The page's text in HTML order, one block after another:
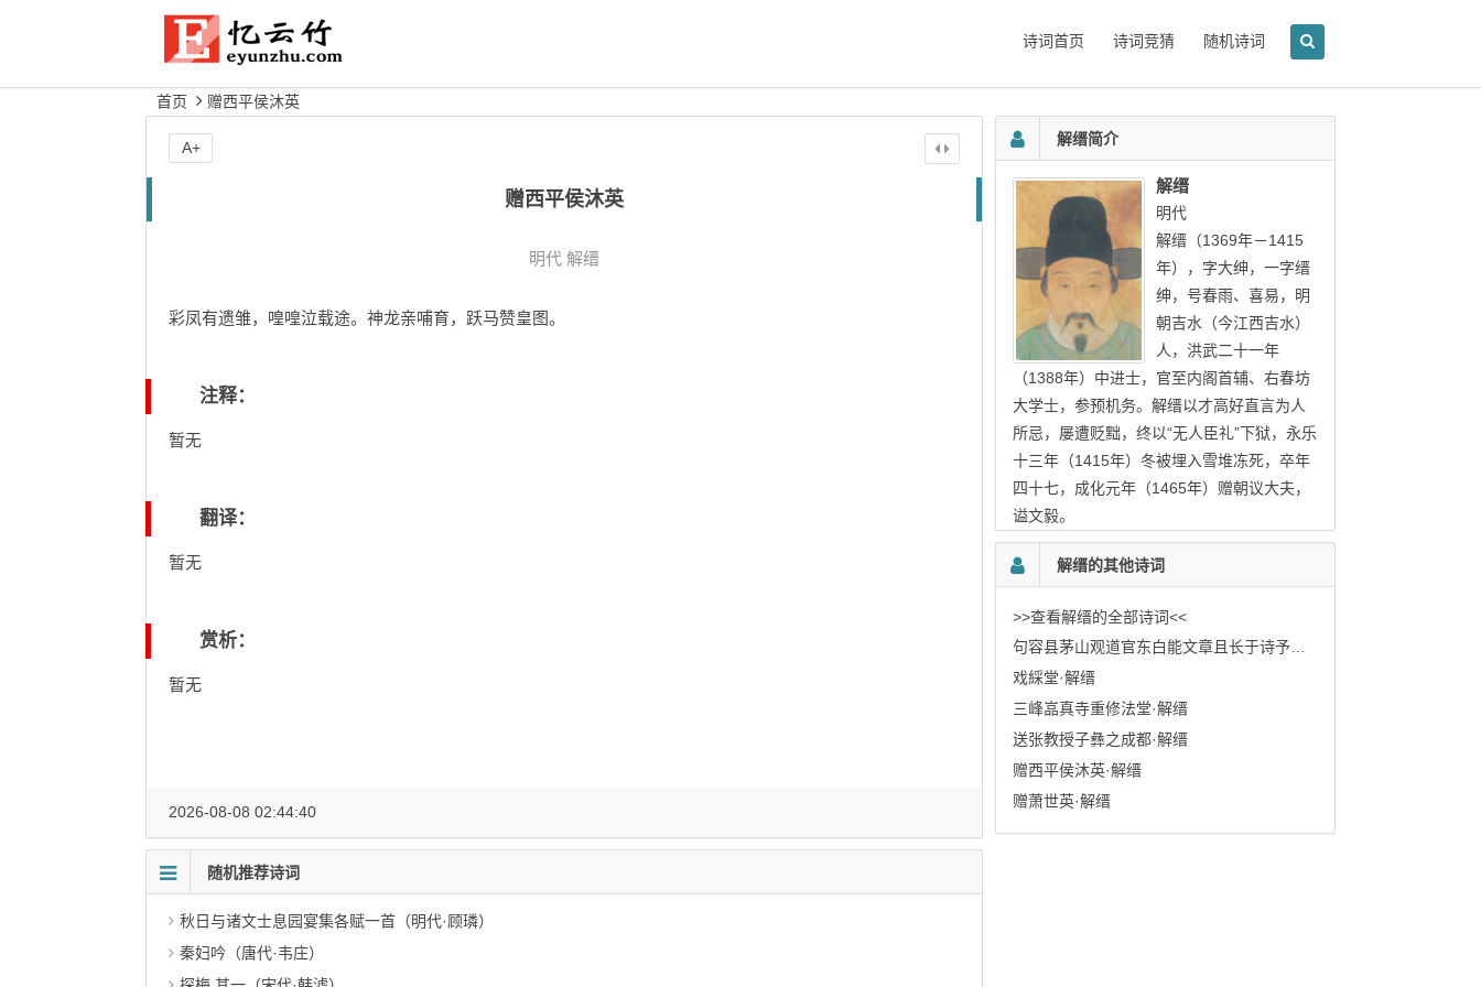
诗词首页 诗词竞猜 随机诗词
首页 赠西平侯沐英
赠西平侯沐英
明代 解缙
彩凤有遗雏，喤喤泣载途。神龙亲哺育，跃马赞皇图。
注释：
暂无
翻译：
暂无
赏析：
暂无
A+
2026-08-08 02:44:40
随机推荐诗词
秋日与诸文士息园宴集各赋一首（明代·顾璘）
秦妇吟（唐代·韦庄）
解缙简介
解缙
明代
解缙（1369年－1415
年），字大绅，一字缙
绅，号春雨、喜易，明
朝吉水（今江西吉水）
人，洪武二十一年
（1388年）中进士，官至内阁首辅、右春坊
大学士，参预机务。解缙以才高好直言为人
所忌，屡遭贬黜，终以“无人臣礼”下狱，永乐
十三年（1415年）冬被埋入雪堆冻死，卒年
四十七，成化元年（1465年）赠朝议大夫，
谥文毅。
解缙的其他诗词
>>查看解缙的全部诗词<<
戏綵堂·解缙
三峰嵓真寺重修法堂·解缙
送张教授子彝之成都·解缙
赠西平侯沐英·解缙
赠萧世英·解缙